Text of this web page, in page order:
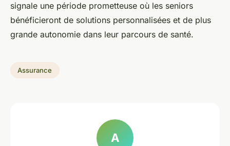
signale une période prometteuse où les seniors
bénéficieront de solutions personnalisées et de plus
grande autonomie dans leur parcours de santé.
Assurance
A